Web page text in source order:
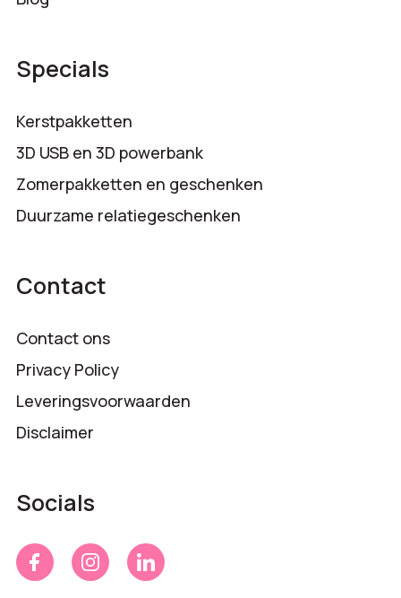
Specials
Kerstpakketten
3D USB en 3D powerbank
Zomerpakketten en geschenken
Duurzame relatiegeschenken
Contact
Contact ons
Privacy Policy
Leveringsvoorwaarden
Disclaimer
Socials